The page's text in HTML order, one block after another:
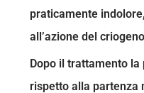
praticamente
all’azione del
Dopo il trattamento
rispetto alla partenza